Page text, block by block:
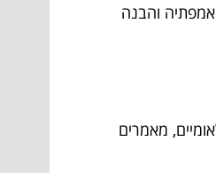
אמפתיה והבנה
מאמרים